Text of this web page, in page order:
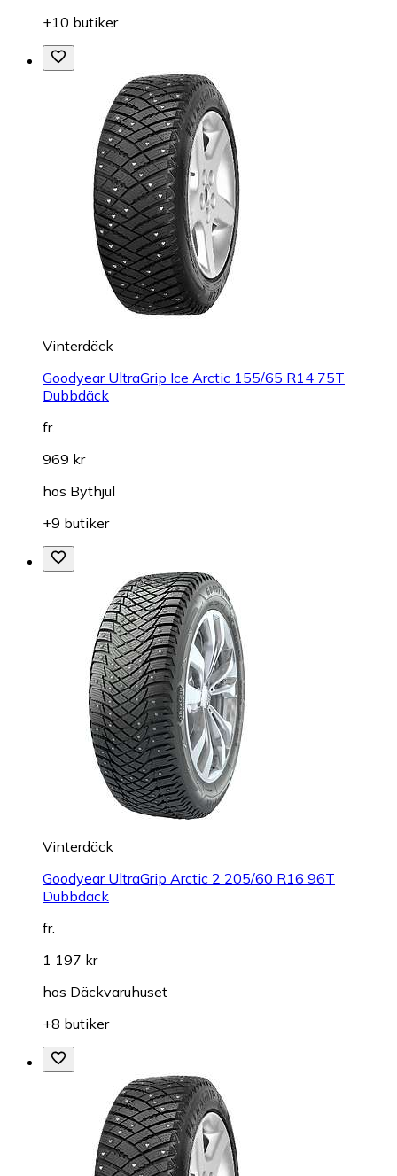
+10 butiker
Vinterdäck
Goodyear UltraGrip Ice Arctic 155/65 R14 75T
Dubbdäck
fr.
969 kr
hos Bythjul
+9 butiker
Vinterdäck
Goodyear UltraGrip Arctic 2 205/60 R16 96T
Dubbdäck
fr.
1 197 kr
hos Däckvaruhuset
+8 butiker